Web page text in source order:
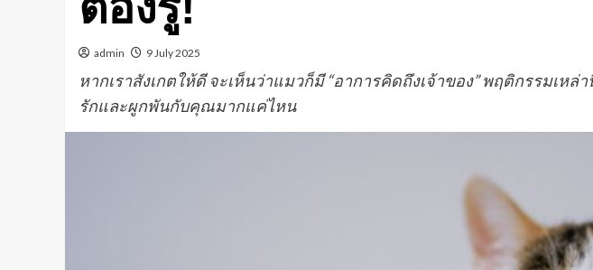
admin 9 July 2025
หากเราสังเกตให้ดี จะเห็นว่าแมวก็มี “อาการคิดถึงเจ้าของ” พฤติกรรมเหล่
รักและผูกพันกับคุณมากแค่ไหน